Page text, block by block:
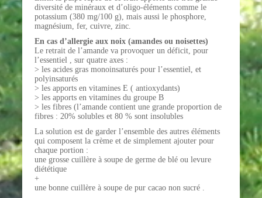
diversité de minéraux et d’oligo-éléments comme le
potassium (380 mg/100 g), mais aussi le phosphore,
magnésium, fer, cuivre, zinc.
En cas d’allergie aux noix (amandes ou noisettes)
Le retrait de l’amande va provoquer un déficit, pour
l’essentiel , sur quatre axes :
> les acides gras monoinsaturés pour l’essentiel, et
polyinsaturés
> les apports en vitamines E ( antioxydants)
> les apports en vitamines du groupe B
> les fibres (l’amande contient une grande proportion de
fibres : 20% solubles et 80 % sont insolubles
La solution est de garder l’ensemble des autres éléments
qui composent la crème et de simplement ajouter pour
chaque portion :
une grosse cuillère à soupe de germe de blé ou levure
diététique
+
une bonne cuillère à soupe de pur cacao non sucré .